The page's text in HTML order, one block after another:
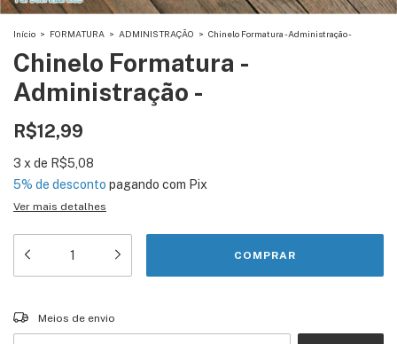
Início > FORMATURA > ADMINISTRAÇÃO > Chinelo Formatura - Administração -
Chinelo Formatura -
Administração -
R$12,99
3 x de R$5,08
5% de desconto pagando com Pix
Ver mais detalhes
Entregas para o CEP:
Meios de envio